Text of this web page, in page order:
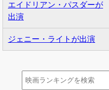
エイドリアン・パスダーが
出演
ジェニー・ライトが出演